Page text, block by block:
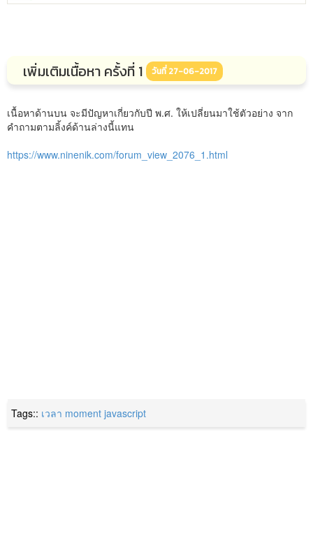
เพิ่มเติมเนื้อหา ครั้งที่ 1 วันที่ 27-06-2017
เนื้อหาด้านบน จะมีปัญหาเกี่ยวกับปี พ.ศ. ให้เปลี่ยนมาใช้ตัวอย่าง จาก
คำถามตามลิ้งค์ด้านล่างนี้แทน
https://www.ninenik.com/forum_view_2076_1.html
Tags:: เวลา moment javascript